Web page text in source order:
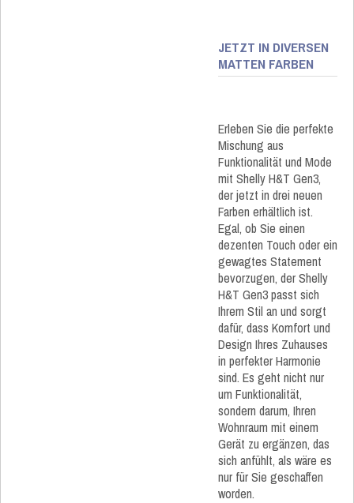
JETZT IN DIVERSEN
MATTEN FARBEN
Erleben Sie die perfekte
Mischung aus
Funktionalität und Mode
mit Shelly H&T Gen3,
der jetzt in drei neuen
Farben erhältlich ist.
Egal, ob Sie einen
dezenten Touch oder ein
gewagtes Statement
bevorzugen, der Shelly
H&T Gen3 passt sich
Ihrem Stil an und sorgt
dafür, dass Komfort und
Design Ihres Zuhauses
in perfekter Harmonie
sind. Es geht nicht nur
um Funktionalität,
sondern darum, Ihren
Wohnraum mit einem
Gerät zu ergänzen, das
sich anfühlt, als wäre es
nur für Sie geschaffen
worden.